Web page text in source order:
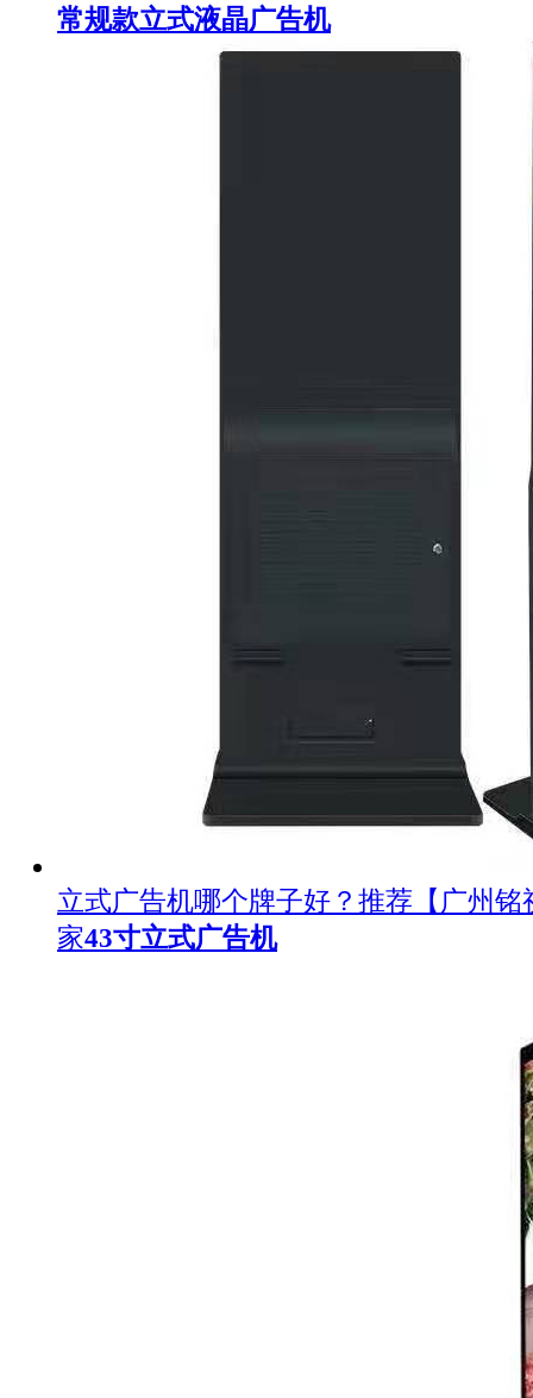
常规款立式液晶广告机
立式广告机哪个牌子好？推荐【广州铭
家43寸立式广告机